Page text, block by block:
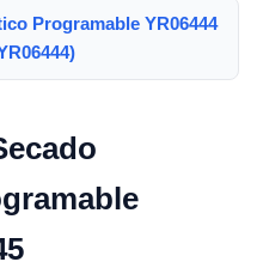
Programable YR06444